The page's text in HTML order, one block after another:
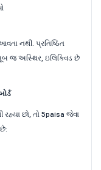
નથી. પ્રતિષ્ઠિત
જ અસ્થિર, ઇલિક્વિડ છે
છો, તો 5paisa જેવા